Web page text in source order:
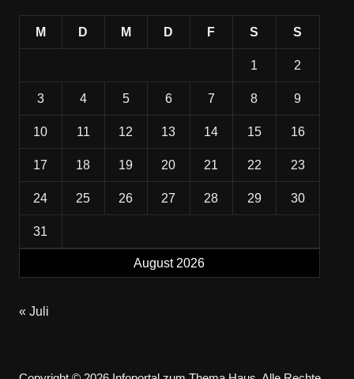
August 2026
M D M D F S S
1 2
3 4 5 6 7 8 9
10 11 12 13 14 15 16
17 18 19 20 21 22 23
24 25 26 27 28 29 30
31
« Juli